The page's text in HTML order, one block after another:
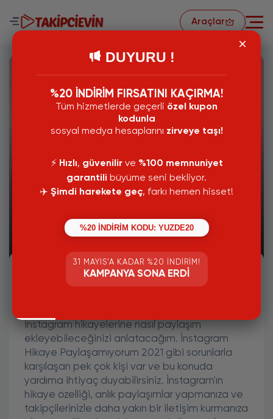
Araçlar
İnstagram Hikaye Paylaşamıyorum
2021'de İnstagram Hikayelerine
İnstagram hikayelerine nasıl paylaşım
ekleyebileceğinizi anlatacağım. İnstagram
Hikaye Paylaşamıyorum 2021 gibi sorunlarla
karşılaşan pek çok kişi var ve bu konuda
yardıma ihtiyaç duyabilirsiniz. İnstagram'ın
hikaye özelliği, anlık paylaşımlar yapmanıza ve
takipçilerinizle daha yakın bir iletişim kurmanıza
DUYURU !
%20 İNDİRİM FIRSATINI KAÇIRMA!
Tüm hizmetlerde geçerli özel kupon
kodunla
sosyal medya hesaplarını zirveye taşı!
⚡️ Hızlı, güvenilirve %100 memnuniyet
garantili büyüme seni bekliyor.
✈️ Şimdi harekete geç, farkı hemen hisset!
%20 İNDİRİM KODU: YUZDE20
31 MAYIS’A KADAR %20 İNDIRIM!
KAMPANYA SONA ERDI